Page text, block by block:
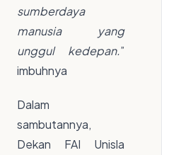
sumberdaya
manusia yang
unggul kedepan.”
imbuhnya
Dalam
sambutannya,
Dekan FAI Unisla